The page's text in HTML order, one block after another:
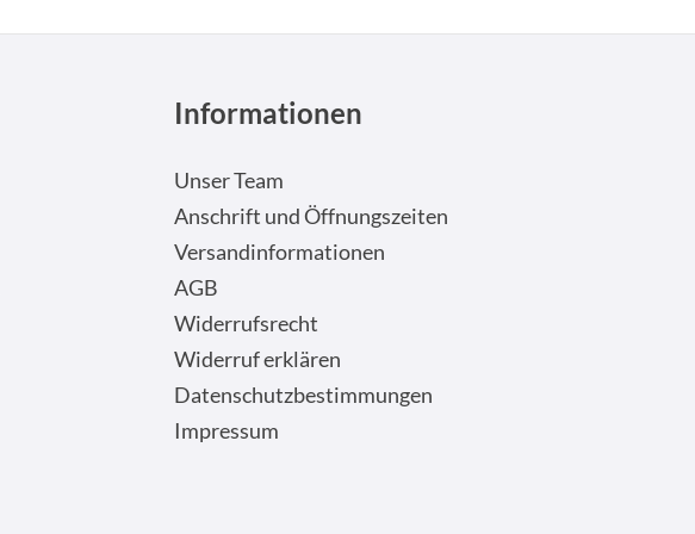
Informationen
Unser Team
Anschrift und Öffnungszeiten
Versandinformationen
AGB
Widerrufsrecht
Widerruf erklären
Datenschutzbestimmungen
Impressum